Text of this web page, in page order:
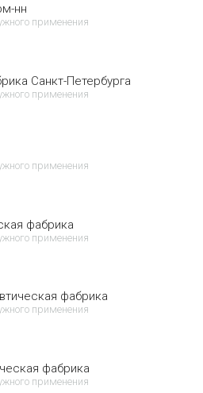
нн
применения
Санкт-Петербурга
применения
применения
фабрика
применения
фабрика
применения
фабрика
применения